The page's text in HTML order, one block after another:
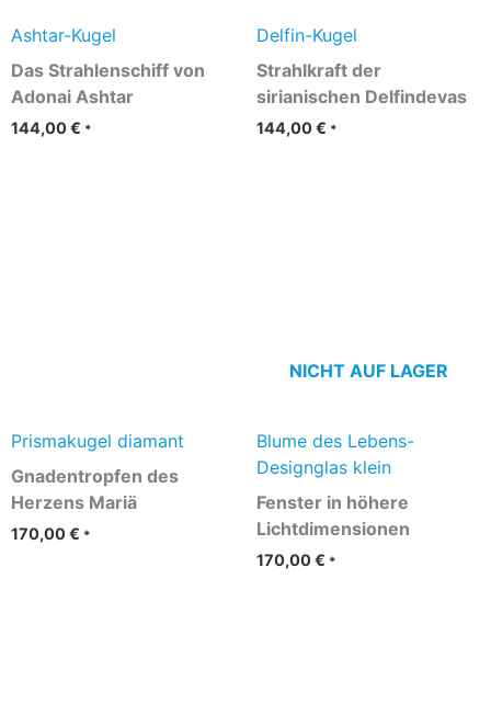
Ashtar-Kugel
Das Strahlenschiff von
Adonai Ashtar
144,00€ *
Delfin-Kugel
Strahlkraft der
sirianischen Delfindevas
144,00€ *
Prismakugel diamant
Gnadentropfen des
Herzens Mariä
170,00€ *
NICHT AUF LAGER
Blume des Lebens-
Designglas klein
Fenster in höhere
Lichtdimensionen
170,00€ *